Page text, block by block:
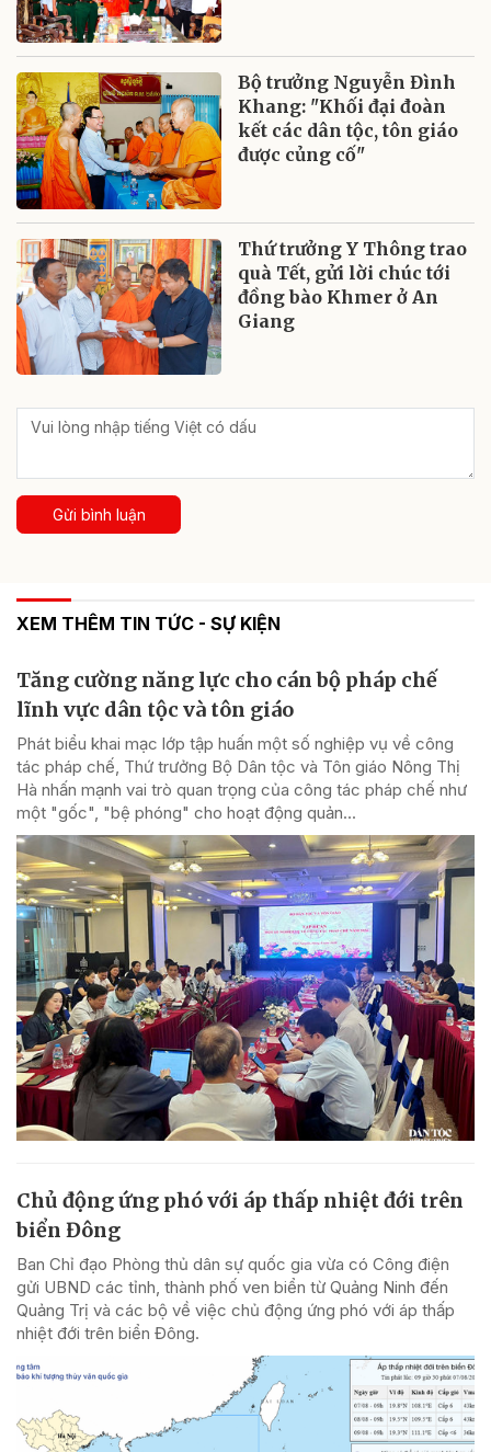
Bộ trưởng Nguyễn Đình
Khang: "Khối đại đoàn
kết các dân tộc, tôn giáo
được củng cố"
Thứ trưởng Y Thông trao
quà Tết, gửi lời chúc tới
đồng bào Khmer ở An
Giang
Gửi bình luận
XEM THÊM TIN TỨC - SỰ KIỆN
Tăng cường năng lực cho cán bộ pháp chế
lĩnh vực dân tộc và tôn giáo
Phát biểu khai mạc lớp tập huấn một số nghiệp vụ về công
tác pháp chế, Thứ trưởng Bộ Dân tộc và Tôn giáo Nông Thị
Hà nhấn mạnh vai trò quan trọng của công tác pháp chế như
một "gốc", "bệ phóng" cho hoạt động quản...
Chủ động ứng phó với áp thấp nhiệt đới trên
biển Đông
Ban Chỉ đạo Phòng thủ dân sự quốc gia vừa có Công điện
gửi UBND các tỉnh, thành phố ven biển từ Quảng Ninh đến
Quảng Trị và các bộ về việc chủ động ứng phó với áp thấp
nhiệt đới trên biển Đông.